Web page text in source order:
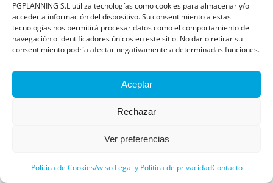
PGPLANNING S.L utiliza tecnologías como cookies para almacenar y/o
acceder a información del dispositivo. Su consentimiento a estas
tecnologías nos permitirá procesar datos como el comportamiento de
navegación o identificadores únicos en este sitio. No dar o retirar su
consentimiento podría afectar negativamente a determinadas funciones.
Aceptar
Rechazar
Ver preferencias
Política de CookiesAviso Legal y Política de privacidadContacto